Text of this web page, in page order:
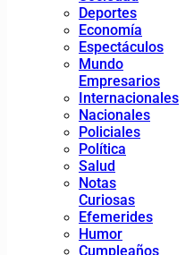
Deportes
Economía
Espectáculos
Mundo
Empresarios
Internacionales
Nacionales
Policiales
Política
Salud
Notas
Curiosas
Efemerides
Humor
Cumpleaños